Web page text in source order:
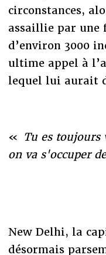
circonstances,
assaillie par une
d’environ 3000
ultime appel à
lequel lui aurait
« Tu es toujours
on va s'occuper
New Delhi, la
désormais